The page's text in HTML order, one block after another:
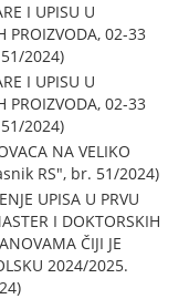
I UPISU U
PROIZVODA, 02-33
2024)
I UPISU U
PROIZVODA, 02-33
2024)
NA VELIKO
RS", br. 51/2024)
UPISA U PRVU
I DOKTORSKIH
ČIJI JE
2024/2025.